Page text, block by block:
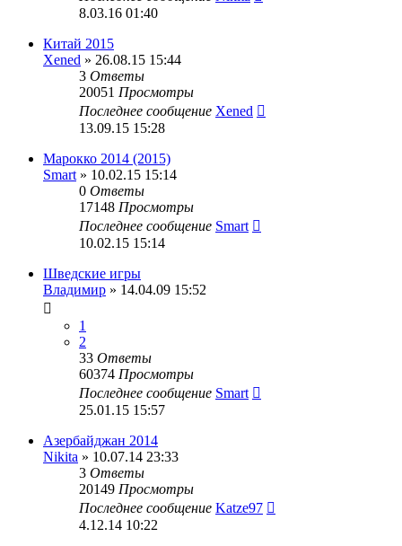
8.03.16 01:40
Китай 2015
Xened » 26.08.15 15:44
3 Ответы
20051 Просмотры
Последнее сообщение Xened
13.09.15 15:28
Марокко 2014 (2015)
Smart » 10.02.15 15:14
0 Ответы
17148 Просмотры
Последнее сообщение Smart
10.02.15 15:14
Шведские игры
Владимир » 14.04.09 15:52
1
2
33 Ответы
60374 Просмотры
Последнее сообщение Smart
25.01.15 15:57
Азербайджан 2014
Nikita » 10.07.14 23:33
3 Ответы
20149 Просмотры
Последнее сообщение Katze97
4.12.14 10:22